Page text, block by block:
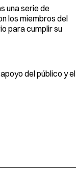
una serie de
los miembros del
para cumplir su
del público y el